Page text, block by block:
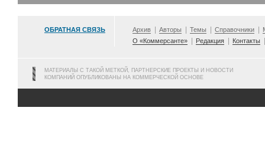
ОБРАТНАЯ СВЯЗЬ Архив Авторы Темы Справочники
О «Коммерсанте»
Редакция Контакты
МАТЕРИАЛЫ С ТАКОЙ МЕТКОЙ, ПАРТНЕРСКИЕ ПРОЕКТЫ И НОВОСТИ
КОМПАНИЙ ОПУБЛИКОВАНЫ НА КОММЕРЧЕСКОЙ ОСНОВЕ